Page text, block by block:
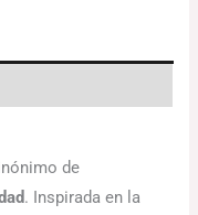
de
. Inspirada en la